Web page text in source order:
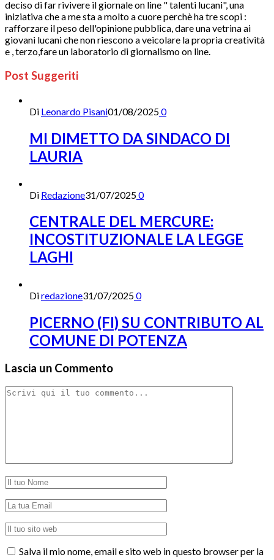
deciso di far rivivere il giornale on line " talenti lucani", una
iniziativa che a me sta a molto a cuore perchè ha tre scopi :
rafforzare il peso dell'opinione pubblica, dare una vetrina ai
giovani lucani che non riescono a veicolare la propria creatività
e , terzo,fare un laboratorio di giornalismo on line.
Post Suggeriti
Di Leonardo Pisani01/08/20250
MI DIMETTO DA SINDACO DI
LAURIA
Di Redazione31/07/20250
CENTRALE DEL MERCURE:
INCOSTITUZIONALE LA LEGGE
LAGHI
Diredazione31/07/20250
PICERNO (FI) SU CONTRIBUTO AL
COMUNE DI POTENZA
Lascia un Commento
Salva il mio nome, email e sito web in questo browser per la